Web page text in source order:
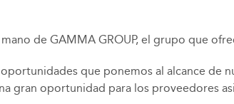
de GAMMA GROUP, el grupo que
que ponemos al alcance
gran oportunidad para los proveedores